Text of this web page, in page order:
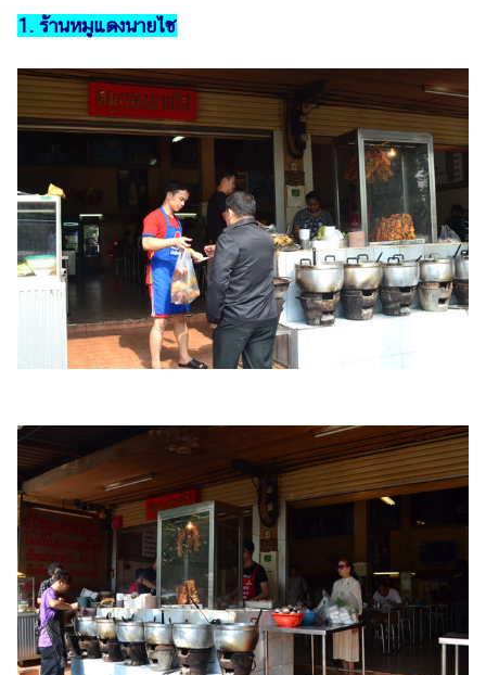
รถยนต์
บ้าน
และ
การ
มือ
ถือ
ราคา
ทอง
ราคา
น้ำมัน
ไร
ตี้
แต่งงาน
แม่
และ
เด็ก
สัตว์
เลี้ยง
1. ร้านหมูแดงนายไซ